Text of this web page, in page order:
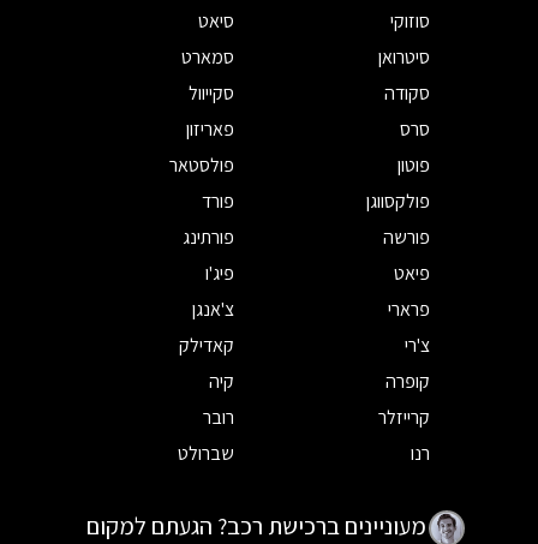
סוזוקי
סיאט
סיטרואן
סמארט
סקודה
סקייוול
סרס
פאריזון
פוטון
פולסטאר
פולקסווגן
פורד
פורשה
פורתינג
פיאט
פיג'ו
פרארי
צ'אנגן
צ'רי
קאדילק
קופרה
קיה
קרייזלר
רובר
רנו
שברולט
מעוניינים ברכישת רכב? הגעתם למקום